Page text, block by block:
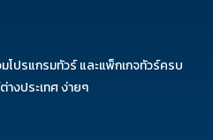
โปรแกรมทัวร์ และแพ็กเกจทัวร์ครบ
างประเทศ ง่ายๆ